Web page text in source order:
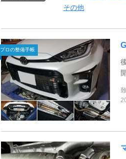
その他
プロの整備手帳